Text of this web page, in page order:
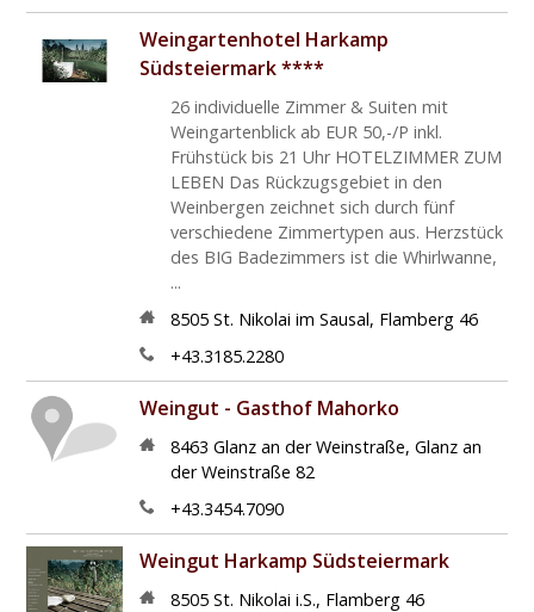
Weingartenhotel Harkamp
Südsteiermark ****
26 individuelle Zimmer & Suiten mit
Weingartenblick ab EUR 50,-/P inkl.
Frühstück bis 21 Uhr HOTELZIMMER ZUM
LEBEN Das Rückzugsgebiet in den
Weinbergen zeichnet sich durch fünf
verschiedene Zimmertypen aus. Herzstück
des BIG Badezimmers ist die Whirlwanne,
...
8505 St. Nikolai im Sausal, Flamberg 46
+43.3185.2280
Weingut - Gasthof Mahorko
8463 Glanz an der Weinstraße, Glanz an
der Weinstraße 82
+43.3454.7090
Weingut Harkamp Südsteiermark
8505 St. Nikolai i.S., Flamberg 46